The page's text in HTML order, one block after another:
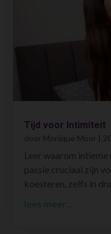
Tijd voor Intimiteit
door Monique Moor |
Leer waarom
passie cruciaal zijn
koesteren, zelfs in